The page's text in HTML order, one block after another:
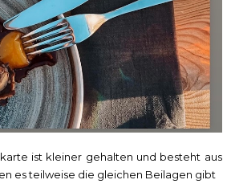
ist kleiner gehalten und besteht aus
es teilweise die gleichen Beilagen gibt